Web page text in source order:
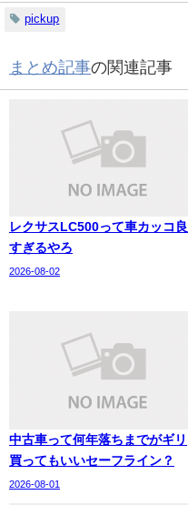
pickup
まとめ記事の関連記事
レクサスLC500って車カッコ良
すぎるやろ
2026-08-02
中古車って何年落ちまでがギリ
買ってもいいセーフライン？
2026-08-01